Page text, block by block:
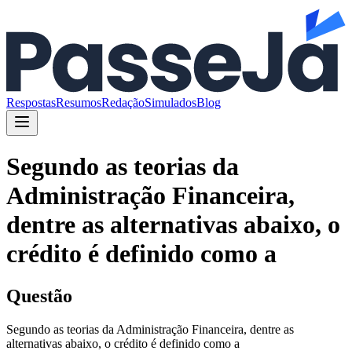
RespostasResumosRedaçãoSimuladosBlog
Segundo as teorias da
Administração Financeira,
dentre as alternativas abaixo, o
crédito é definido como a
Questão
Segundo as teorias da Administração Financeira, dentre as
alternativas abaixo, o crédito é definido como a